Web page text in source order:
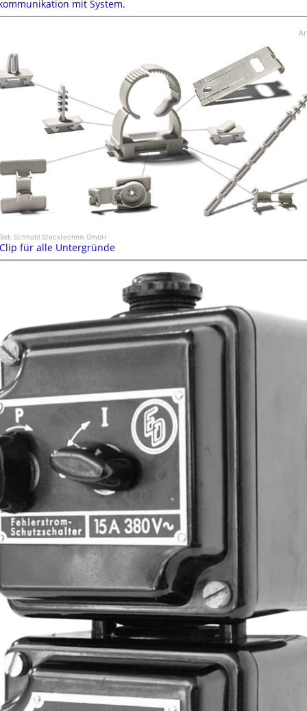
mit System.
Schnabl Stecktechnik GmbH
für alle Untergründe